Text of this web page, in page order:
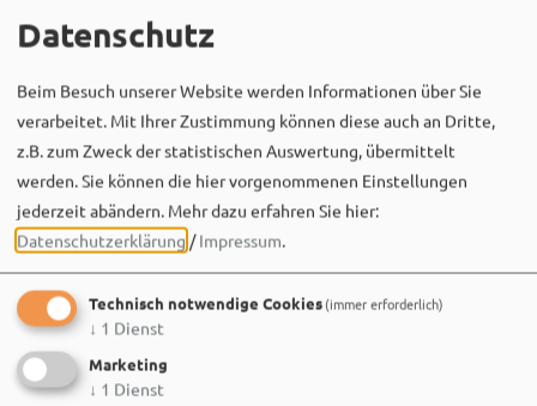
Jugend-Action-Camp am Brombachsee
1
für Mädchen und Jungen von 7-17 Jahren (02.08. -
08.08.2026)
MEHR
Datenschutz
Beim Besuch unserer Website werden Informationen über Sie
verarbeitet. Mit Ihrer Zustimmung können diese auch an Dritte,
z.B. zum Zweck der statistischen Auswertung, übermittelt
werden. Sie können die hier vorgenommenen Einstellungen
jederzeit abändern. Mehr dazu erfahren Sie hier:
Datenschutzerklärung /Impressum.
Technisch notwendige Cookies(immer erforderlich)
↓ 1 Dienst
Marketing
↓ 1 Dienst